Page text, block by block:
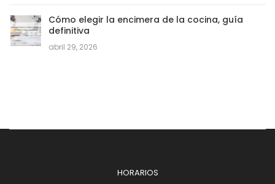
Cómo elegir la encimera de la cocina, guía
definitiva
abril 29, 2026
HORARIOS